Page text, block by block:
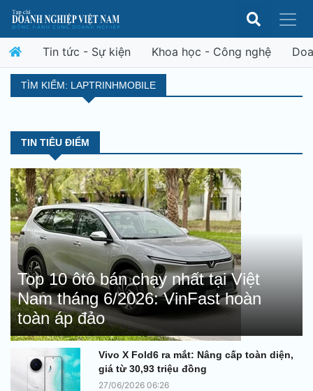
Tin tức - Sự kiện Khoa học - Công nghệ
TÌM KIẾM: LAPTRINHMOBILE
TIN TIÊU ĐIỂM
Top 10 ôtô bán chạy nhất tại Việt
Nam tháng 6/2026: VinFast hoàn
toàn áp đảo
Vivo X Fold6 ra mắt: Nâng cấp toàn diện,
giá từ 30,93 triệu đồng
27/06/2026 06:26